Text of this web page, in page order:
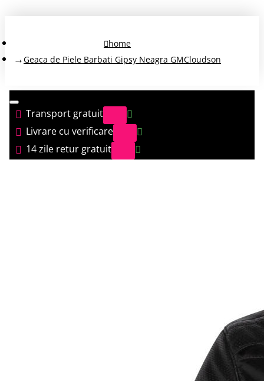
home
Geaca de Piele Barbati Gipsy Neagra GMCloudson
Transport gratuit
Livrare cu verificare
14 zile retur gratuit